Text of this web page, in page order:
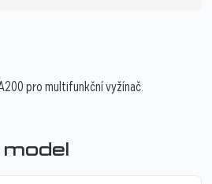
pro multifunkční vyžínač.